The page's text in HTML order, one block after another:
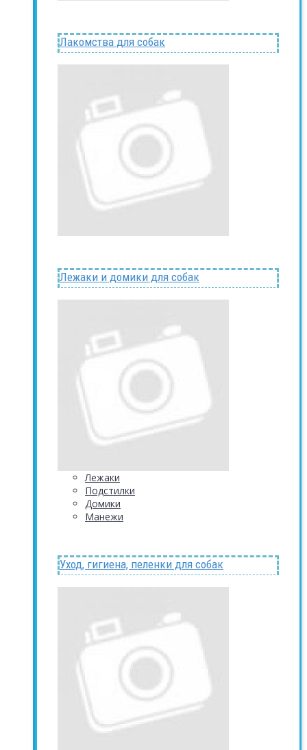
Лакомства для собак
Лежаки и домики для собак
Лежаки
Подстилки
Домики
Манежи
Уход, гигиена, пеленки для собак